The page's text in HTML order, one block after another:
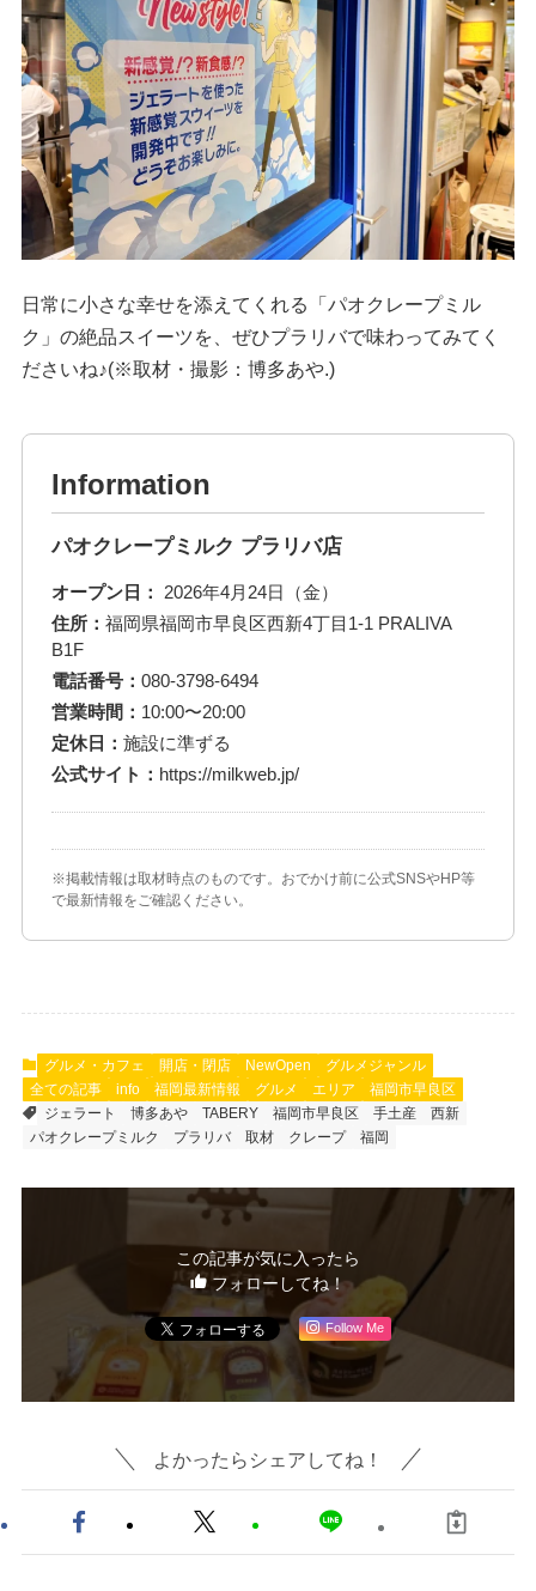
日常に小さな幸せを添えてくれる「パオクレープミル
ク」の絶品スイーツを、ぜひプラリバで味わってみてく
ださいね♪(※取材・撮影：博多あや.)
Information
パオクレープミルク プラリバ店
オープン日：
2026年4月24日（金）
住所： 福岡県福岡市早良区西新4丁目1-1 PRALIVA
B1F
電話番号： 080-3798-6494
営業時間： 10:00〜20:00
定休日： 施設に準ずる
公式サイト： https://milkweb.jp/
※掲載情報は取材時点のものです。おでかけ前に公式SNSやHP等
で最新情報をご確認ください。
グルメ・カフェ 開店・閉店 NewOpen
グルメジャンル
全ての記事
info 福岡最新情報 グルメ エリア
福岡市早良区
ジェラート
博多あや TABERY 福岡市早良区 手土産
西新
パオクレープミルク
プラリバ 取材 クレープ 福岡
この記事が気に入ったら
フォローしてね！
Follow Me
よかったらシェアしてね！